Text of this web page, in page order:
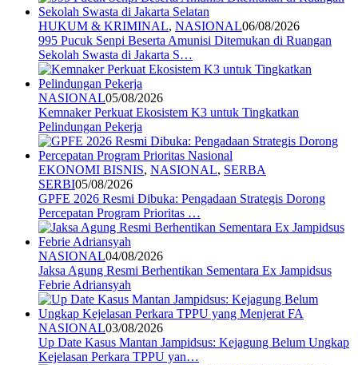
HUKUM & KRIMINAL, NASIONAL06/08/2026
995 Pucuk Senpi Beserta Amunisi Ditemukan di Ruangan
Sekolah Swasta di Jakarta S…
NASIONAL05/08/2026
Kemnaker Perkuat Ekosistem K3 untuk Tingkatkan
Pelindungan Pekerja
EKONOMI BISNIS, NASIONAL, SERBA
SERBI05/08/2026
GPFE 2026 Resmi Dibuka: Pengadaan Strategis Dorong
Percepatan Program Prioritas …
NASIONAL04/08/2026
Jaksa Agung Resmi Berhentikan Sementara Ex Jampidsus
Febrie Adriansyah
NASIONAL03/08/2026
Up Date Kasus Mantan Jampidsus: Kejagung Belum Ungkap
Kejelasan Perkara TPPU yan…